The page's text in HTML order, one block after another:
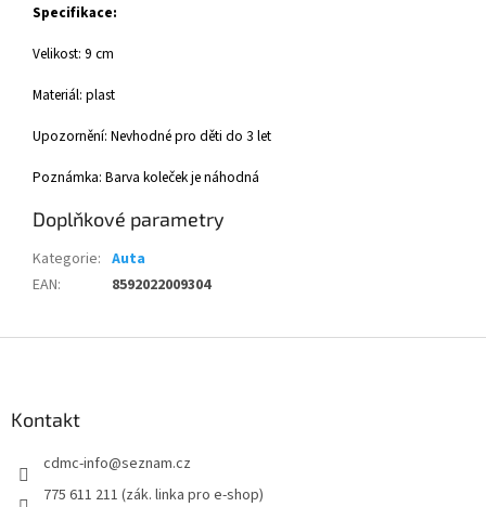
Specifikace:
Velikost: 9 cm
Materiál: plast
Upozornění: Nevhodné pro děti do 3 let
Poznámka: Barva koleček je náhodná
Doplňkové parametry
Kategorie: Auta
EAN: 8592022009304
Kontakt
cdmc-info@seznam.cz
775 611 211 (zák. linka pro e-shop)